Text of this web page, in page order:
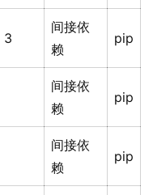
3
间接依
赖
pip
间接依
赖
pip
间接依
赖
pip